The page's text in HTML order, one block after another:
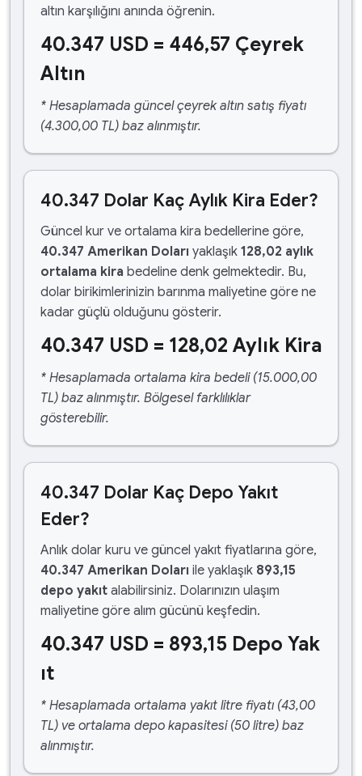
altın karşılığını anında öğrenin.
40.347 USD = 446,57 Çeyrek
Altın
* Hesaplamada güncel çeyrek altın satış fiyatı
(4.300,00 TL) baz alınmıştır.
40.347 Dolar Kaç Aylık Kira Eder?
Güncel kur ve ortalama kira bedellerine göre,
40.347 Amerikan Doları yaklaşık 128,02 aylık
ortalama kira bedeline denk gelmektedir. Bu,
dolar birikimlerinizin barınma maliyetine göre ne
kadar güçlü olduğunu gösterir.
40.347 USD = 128,02 Aylık Kira
* Hesaplamada ortalama kira bedeli (15.000,00
TL) baz alınmıştır. Bölgesel farklılıklar
gösterebilir.
40.347 Dolar Kaç Depo Yakıt
Eder?
Anlık dolar kuru ve güncel yakıt fiyatlarına göre,
40.347 Amerikan Doları ile yaklaşık 893,15
depo yakıt alabilirsiniz. Dolarınızın ulaşım
maliyetine göre alım gücünü keşfedin.
40.347 USD = 893,15 Depo Yak
ıt
* Hesaplamada ortalama yakıt litre fiyatı (43,00
TL) ve ortalama depo kapasitesi (50 litre) baz
alınmıştır.